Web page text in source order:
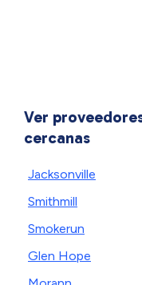
Ver
cercanas
Jacksonville
Smithmill
Smokerun
Glen Hope